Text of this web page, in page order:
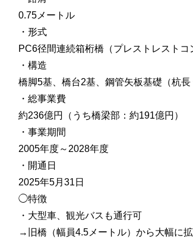
0.75メートル
・形式
PC6径間連続箱桁橋（プレストレストコ
・構造
橋脚5基、橋台2基、鋼管矢板基礎（杭長
・総事業費
約236億円（うち橋梁部：約191億円）
・事業期間
2005年度～2028年度
・開通日
2025年5月31日
◯特徴
・大型車、観光バスも通行可
→旧橋（幅員4.5メートル）から大幅に拡